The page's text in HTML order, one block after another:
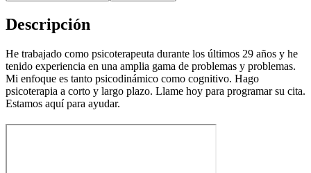
Descripción
He trabajado como psicoterapeuta durante los últimos 29 años y he
tenido experiencia en una amplia gama de problemas y problemas.
Mi enfoque es tanto psicodinámico como cognitivo. Hago
psicoterapia a corto y largo plazo. Llame hoy para programar su cita.
Estamos aquí para ayudar.